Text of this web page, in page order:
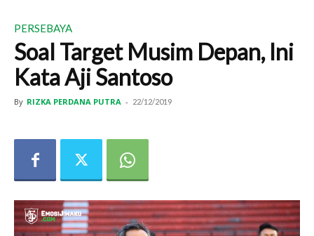
PERSEBAYA
Soal Target Musim Depan, Ini
Kata Aji Santoso
By RIZKA PERDANA PUTRA - 22/12/2019